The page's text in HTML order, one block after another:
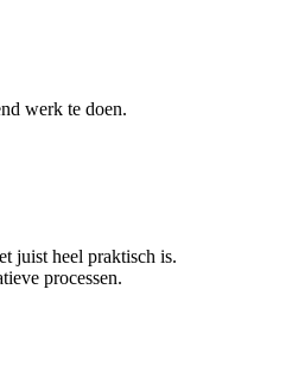
werk te doen.
juist heel praktisch is.
processen.